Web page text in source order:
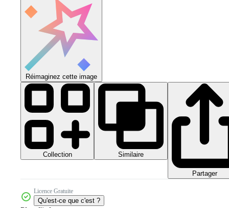
Réimaginez cette image
Collection Similaire
Partager
Licence Gratuite
Qu'est-ce que c'est ?